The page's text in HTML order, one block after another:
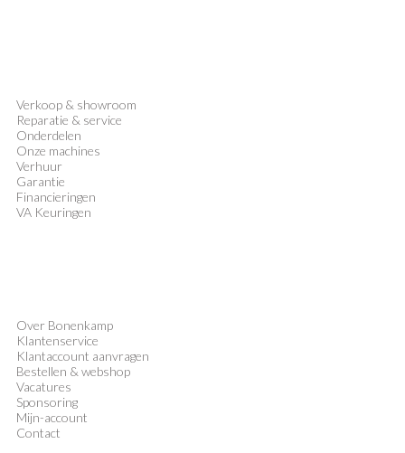
Verkoop & showroom
Reparatie & service
Onderdelen
Onze machines
Verhuur
Garantie
Financieringen
VA Keuringen
Over Bonenkamp
Klantenservice
Klantaccount aanvragen
Bestellen & webshop
Vacatures
Sponsoring
Mijn-account
Contact